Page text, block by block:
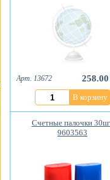
Арт. 13672
В корзину
Счетные палочки
9603563